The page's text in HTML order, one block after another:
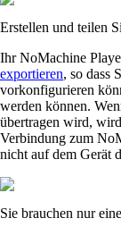
Erstellen und teilen
Ihr NoMachine
exportieren, so dass
vorkonfigurieren
werden können.
übertragen wird,
Verbindung zum
nicht auf dem Gerät
Sie brauchen nur